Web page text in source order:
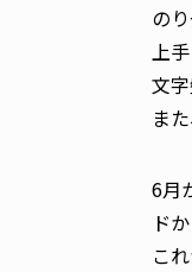
の
上
文
ま
6月
ド
こ